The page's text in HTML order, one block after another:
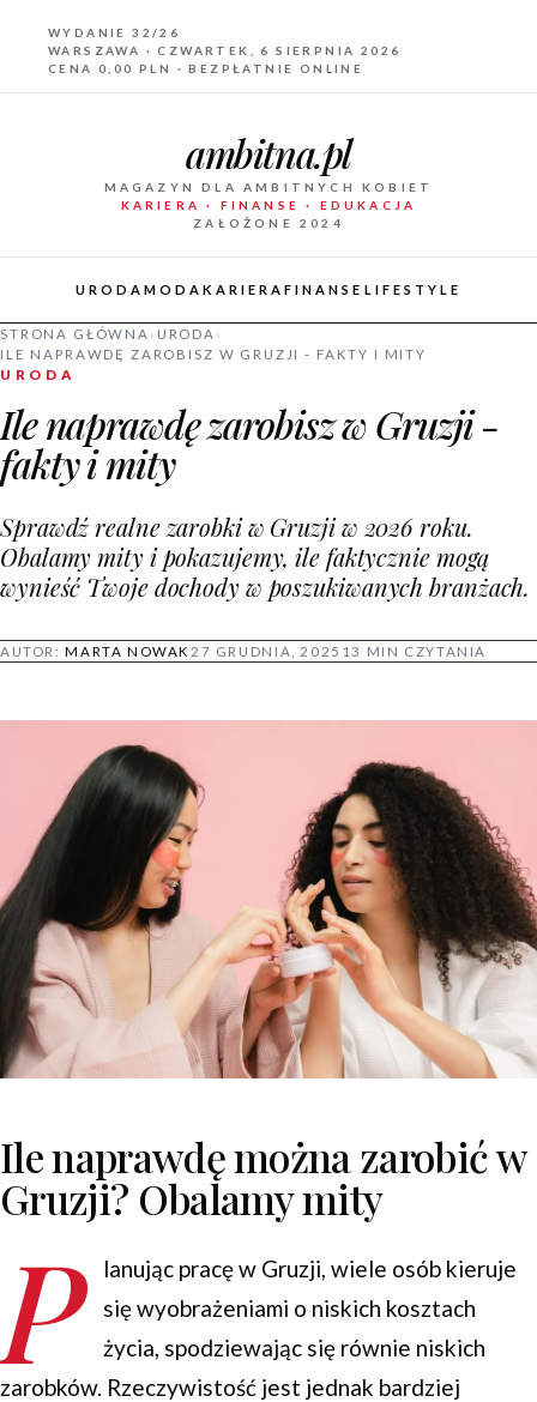
WYDANIE 32/26
WARSZAWA · CZWARTEK, 6 SIERPNIA 2026
CENA 0,00 PLN · BEZPŁATNIE ONLINE
ambitna.pl
MAGAZYN DLA AMBITNYCH KOBIET
KARIERA · FINANSE · EDUKACJA
ZAŁOŻONE 2024
URODAMODAKARIERA FINANSE LIFESTYLE
STRONA GŁÓWNA › URODA ›
ILE NAPRAWDĘ ZAROBISZ W GRUZJI - FAKTY I MITY
URODA
Ile naprawdę zarobisz w Gruzji -
fakty i mity
Sprawdź realne zarobki w Gruzji w 2026 roku.
Obalamy mity i pokazujemy, ile faktycznie mogą
wynieść Twoje dochody w poszukiwanych branżach.
AUTOR:MARTA NOWAK 27 GRUDNIA, 2025 13 MIN CZYTANIA
Ile naprawdę można zarobić w
Gruzji? Obalamy mity
P
lanując pracę w Gruzji, wiele osób kieruje
się wyobrażeniami o niskich kosztach
życia, spodziewając się równie niskich
zarobków. Rzeczywistość jest jednak bardziej